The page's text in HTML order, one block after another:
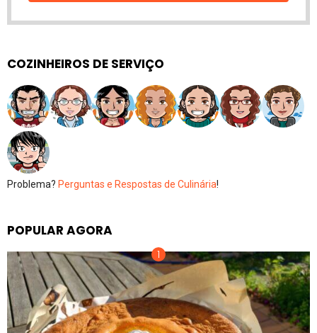
COZINHEIROS DE SERVIÇO
Problema? Perguntas e Respostas de Culinária!
POPULAR AGORA